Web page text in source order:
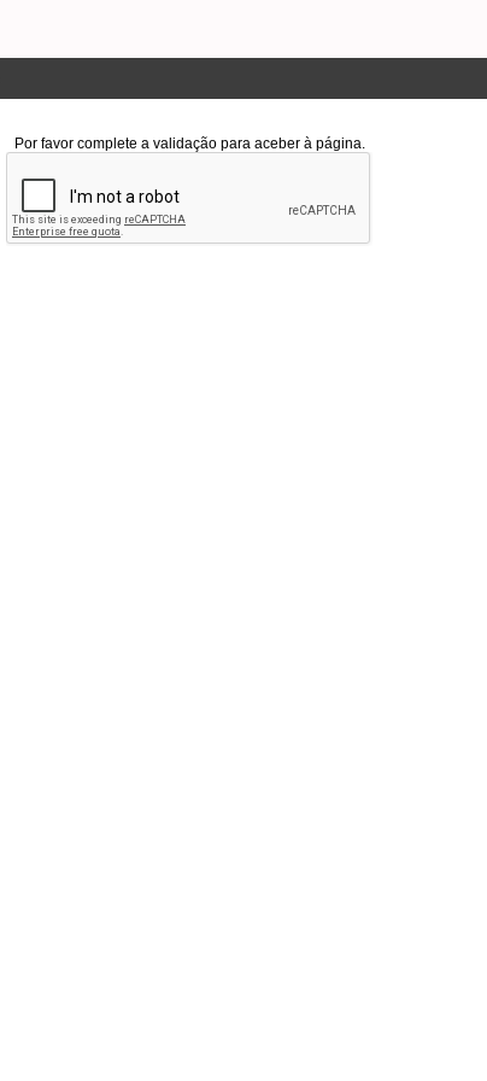
Por favor complete a validação para aceber à página.